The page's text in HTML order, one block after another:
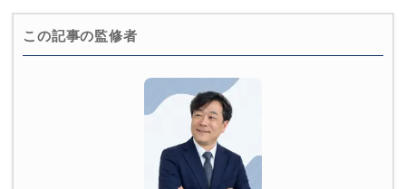
この記事の監修者